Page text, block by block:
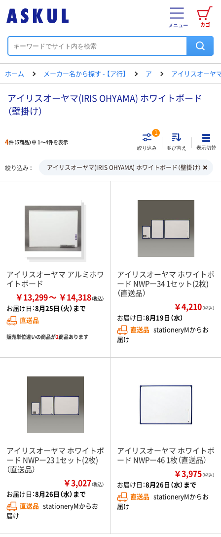
カゴ
メニュー
ホーム メーカー名から探す - 【ア行】 ア アイリスオーヤ
アイリスオーヤマ(IRIS OHYAMA) ホワイトボード
（壁掛け）
4件（5商品）中 1～4件を表示
絞り込み
1
並び替え 表示切替
絞り込み アイリスオーヤマ(IRIS OHYAMA) ホワイトボード（壁掛け）
アイリスオーヤマ アルミホワ
イトボード
￥13,299 ￥14,318
お届け日：8月25日（火）まで
直送品
販売単位違いの商品が2商品あります
アイリスオーヤマ ホワイトボ
ード NWPー34 1セット(2枚)
（直送品）
￥4,210（税込）
お届け日：8月19日（水）
直送品 stationeryMからお
届け
アイリスオーヤマ ホワイトボ
ード NWPー23 1セット(2枚)
（直送品）
￥3,027（税込）
お届け日：8月26日（水）まで
直送品 stationeryMからお
届け
アイリスオーヤマ ホワイトボ
ード NWPー46 1枚（直送品）
￥3,975（税込）
お届け日：8月26日（水）まで
直送品 stationeryMからお
届け